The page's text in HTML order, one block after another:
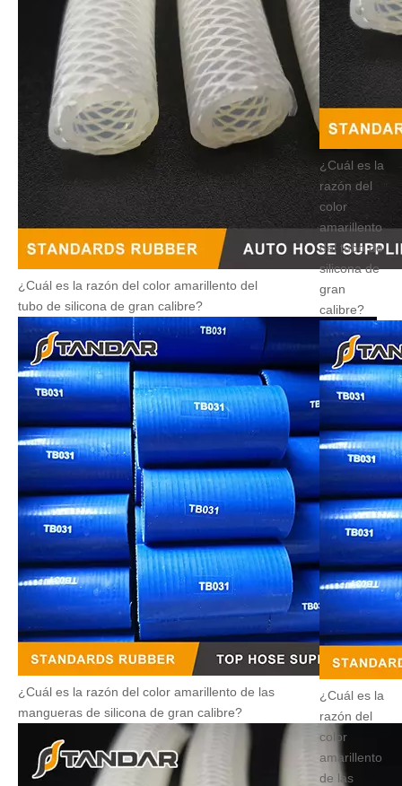
¿Cuál es la razón del color amarillento del
tubo de silicona de gran calibre?
¿Cuál es la razón del color amarillento de las
mangueras de silicona de gran calibre?
¿Cuál es la
razón del
color
amarillento
del tubo de
silicona de
gran
calibre?
¿Cuál es la
razón del
color
amarillento
de las